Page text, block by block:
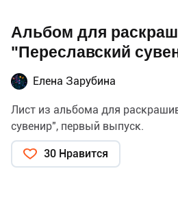
Альбом для
"Переславский
Елена Зарубина
Лист из альбома для
сувенир", первый выпуск.
30 Нравится